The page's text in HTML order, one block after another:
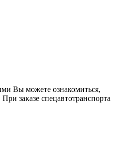
Вы можете ознакомиться,
заказе спецавтотранспорта